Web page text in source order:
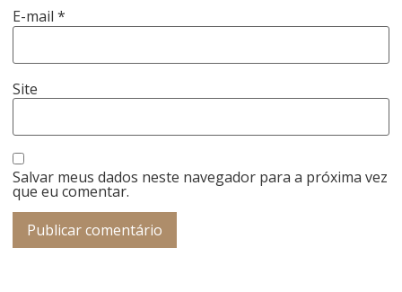
E-mail*
Site
Salvar meus dados neste navegador para a próxima vez
que eu comentar.